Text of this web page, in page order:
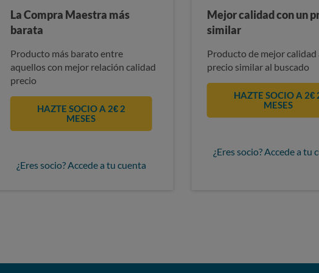
La Compra Maestra más
barata
Producto más barato entre
aquellos con mejor relación calidad
precio
HAZTE SOCIO A 2€ 2
MESES
¿Eres socio? Accede a tu cuenta
Mejor calidad con un
similar
Producto de mejor calidad
precio similar al buscado
HAZTE SOCIO A 2€
MESES
¿Eres socio? Accede a tu